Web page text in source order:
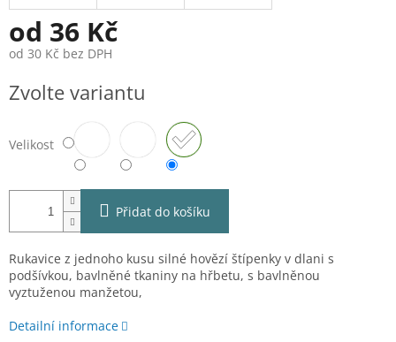
od 36 Kč
od 30 Kč bez DPH
cena:
Zvolte variantu
Velikost
Přidat do košíku
Rukavice z jednoho kusu silné hovězí štípenky v dlani s
podšívkou, bavlněné tkaniny na hřbetu, s bavlněnou
vyztuženou manžetou,
Detailní informace